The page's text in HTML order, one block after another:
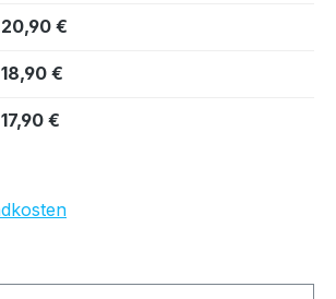
20,90 €
18,90 €
17,90 €